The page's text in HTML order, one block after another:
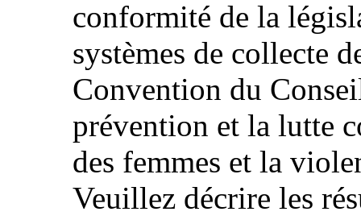
conformité de la
systèmes de collecte
Convention du
prévention et la lutte
des femmes et la
Veuillez décrire les